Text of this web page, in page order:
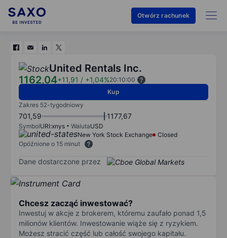
Otwórz rachunek
United Rentals Inc.
1162,04+11,91 / +1,04%20:10:00
Kup
Zakres 52-tygodniowy
701,59 1177,67
SymbolURI:xnys WalutaUSD
New York Stock Exchange
Closed
Opóźnione o 15 minut
Dane dostarczone przez
Chcesz zacząć inwestować?
Inwestuj w akcje z brokerem, któremu zaufało ponad 1,5
milionów klientów. Inwestowanie wiąże się z ryzykiem.
Możesz stracić część lub całość swojego kapitału.